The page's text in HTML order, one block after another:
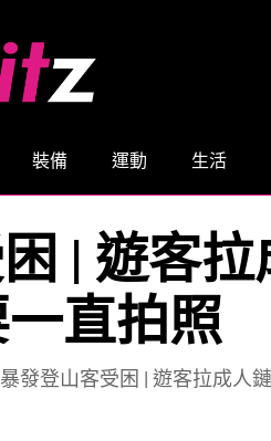
裝備 運動 生活
| 遊客
直拍照
發登山客受困 | 遊客拉成人